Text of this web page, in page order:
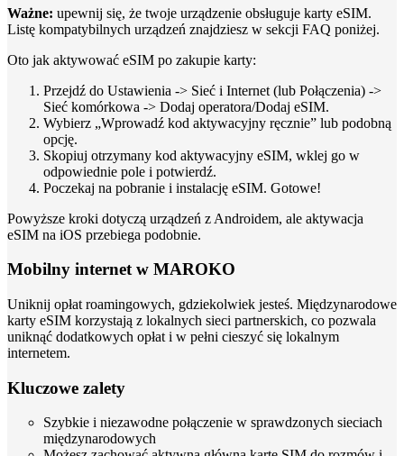
Ważne: upewnij się, że twoje urządzenie obsługuje karty eSIM.
Listę kompatybilnych urządzeń znajdziesz w sekcji FAQ poniżej.
Oto jak aktywować eSIM po zakupie karty:
Przejdź do Ustawienia -> Sieć i Internet (lub Połączenia) ->
Sieć komórkowa -> Dodaj operatora/Dodaj eSIM.
Wybierz „Wprowadź kod aktywacyjny ręcznie” lub podobną
opcję.
Skopiuj otrzymany kod aktywacyjny eSIM, wklej go w
odpowiednie pole i potwierdź.
Poczekaj na pobranie i instalację eSIM. Gotowe!
Powyższe kroki dotyczą urządzeń z Androidem, ale aktywacja
eSIM na iOS przebiega podobnie.
Mobilny internet w MAROKO
Uniknij opłat roamingowych, gdziekolwiek jesteś. Międzynarodowe
karty eSIM korzystają z lokalnych sieci partnerskich, co pozwala
uniknąć dodatkowych opłat i w pełni cieszyć się lokalnym
internetem.
Kluczowe zalety
Szybkie i niezawodne połączenie w sprawdzonych sieciach
międzynarodowych